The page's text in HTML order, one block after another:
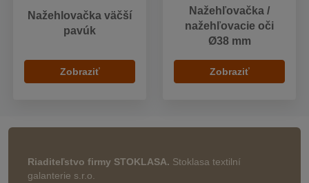
Nažehlovačka väčší
pavúk
Zobraziť
Nažehľovačka /
nažehľovacie oči
Ø38 mm
Zobraziť
Riaditeľstvo firmy STOKLASA. Stoklasa textilní
galanterie s.r.o.